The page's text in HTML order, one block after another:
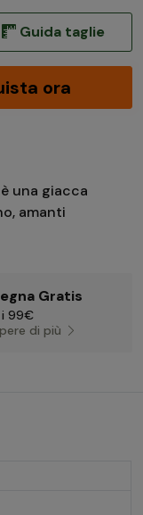
Guida taglie
ora
una giacca
amanti
Gratis
i 99€
di più